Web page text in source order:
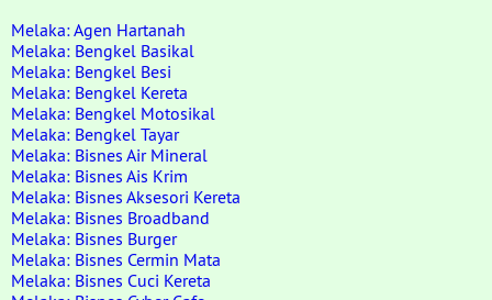
Melaka: Agen Hartanah
Melaka: Bengkel Basikal
Melaka: Bengkel Besi
Melaka: Bengkel Kereta
Melaka: Bengkel Motosikal
Melaka: Bengkel Tayar
Melaka: Bisnes Air Mineral
Melaka: Bisnes Ais Krim
Melaka: Bisnes Aksesori Kereta
Melaka: Bisnes Broadband
Melaka: Bisnes Burger
Melaka: Bisnes Cermin Mata
Melaka: Bisnes Cuci Kereta